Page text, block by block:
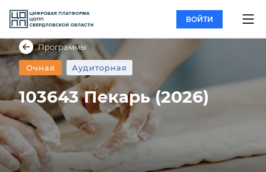
ВОЙТИ
Программы
Очная Аудиторная
103643 Пекарь (2026)